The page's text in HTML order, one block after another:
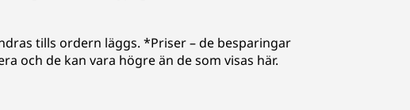
tills ordern läggs. *Priser – de besparingar
och de kan vara högre än de som visas här.